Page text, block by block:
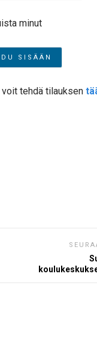
minut
tehdä tilauksen